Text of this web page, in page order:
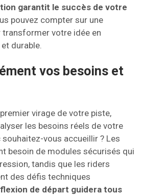
garantit le succès de votre
pouvez compter sur une
transformer votre idée en
durable.
vos besoins et
virage de votre piste,
les besoins réels de votre
vous accueillir ? Les
besoin de modules sécurisés qui
tandis que les riders
des défis techniques
de départ guidera tous